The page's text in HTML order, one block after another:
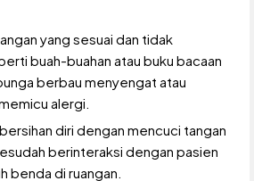
yang sesuai dan tidak
buah-buahan atau buku bacaan
berbau menyengat atau
alergi.
diri dengan mencuci tangan
berinteraksi dengan pasien
benda di ruangan.